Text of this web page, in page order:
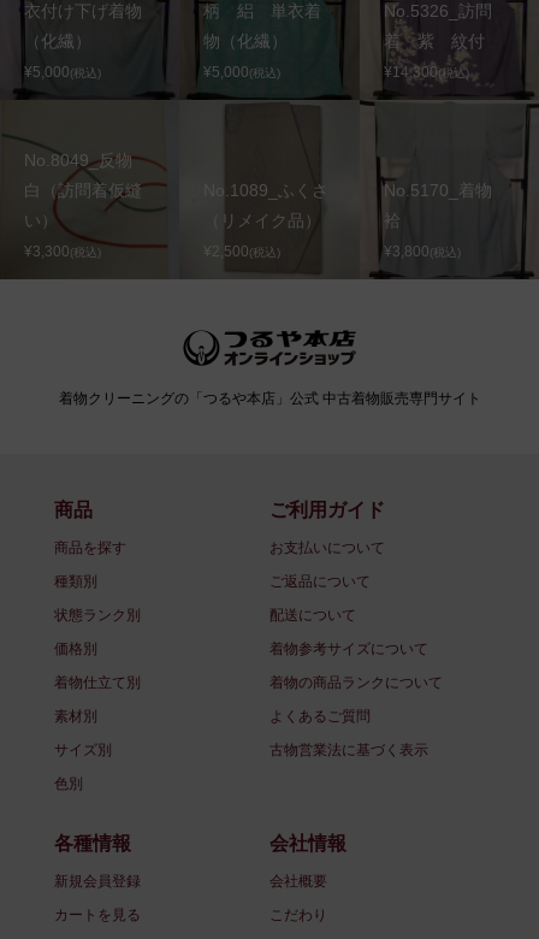
衣付け下げ着物
（化繊）
¥5,000(税込)
柄 絽 単衣着
物（化繊）
¥5,000(税込)
No.5326_訪問
着 紫 紋付
¥14,300(税込)
No.8049_反物
白（訪問着仮縫
い）
¥3,300(税込)
No.1089_ふくさ
（リメイク品）
¥2,500(税込)
No.5170_着物
袷
¥3,800(税込)
着物クリーニングの「つるや本店」公式 中古着物販売専門サイト
商品
商品を探す
種類別
状態ランク別
価格別
着物仕立て別
素材別
サイズ別
色別
ご利用ガイド
お支払いについて
ご返品について
配送について
着物参考サイズについて
着物の商品ランクについて
よくあるご質問
古物営業法に基づく表示
各種情報
新規会員登録
カートを見る
会社情報
会社概要
こだわり